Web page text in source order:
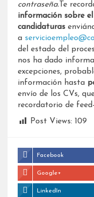
contraseña. Te
información sobre
candidaturas
a
del estado del
nos ha dado
excepciones,
información hasta
envío de los CVs,
recordatorio de
Post Views: 109
Facebook
Google+
LinkedIn